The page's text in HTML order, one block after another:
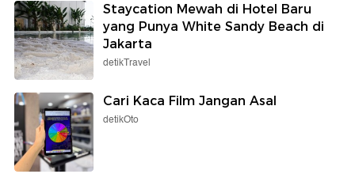
Staycation Mewah di Hotel Baru
yang Punya White Sandy Beach di
Jakarta
detikTravel
Cari Kaca Film Jangan Asal
detikOto